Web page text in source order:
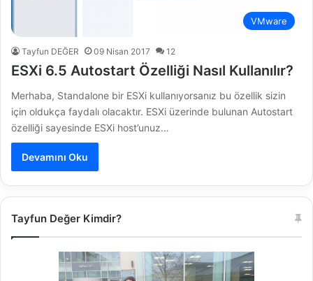
VMware
Tayfun DEĞER 09 Nisan 2017 12
ESXi 6.5 Autostart Özelliği Nasıl Kullanılır?
Merhaba, Standalone bir ESXi kullanıyorsanız bu özellik sizin
için oldukça faydalı olacaktır. ESXi üzerinde bulunan Autostart
özelliği sayesinde ESXi host’unuz…
Devamını Oku
Tayfun Değer Kimdir?